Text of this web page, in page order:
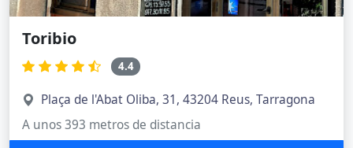
Toribio
4.4
Plaça de l'Abat Oliba, 31, 43204 Reus, Tarragona
A unos 393 metros de distancia